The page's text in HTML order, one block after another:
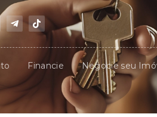
Financie Negocie seu